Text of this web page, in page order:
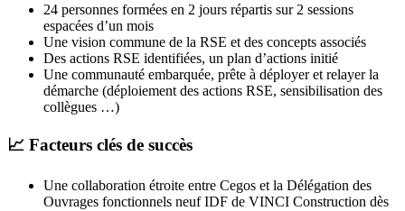
24 personnes formées en 2 jours répartis sur 2 sessions
espacées d’un mois
Une vision commune de la RSE et des concepts associés
Des actions RSE identifiées, un plan d’actions initié
Une communauté embarquée, prête à déployer et relayer la
démarche (déploiement des actions RSE, sensibilisation des
collègues …)
📈 Facteurs clés de succès
Une collaboration étroite entre Cegos et la Délégation des
Ouvrages fonctionnels neuf IDF de VINCI Construction dès